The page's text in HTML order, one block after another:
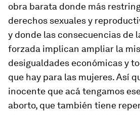
obra barata donde más
derechos sexuales y
y donde las consecuencias de
forzada implican ampliar la
desigualdades económicas y
que hay para las mujeres. Así
inocente que acá tengamos
aborto, que también tiene